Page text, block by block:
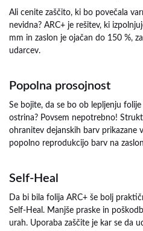
Ali cenite zaščito, ki bo povečala
nevidna? ARC+ je rešitev, ki
mm in zaslon je ojačan do 150 %,
udarcev.
Popolna prosojnost
Se bojite, da se bo ob lepljenju
ostrina? Povsem nepotrebno!
ohranitev dejanskih barv prikazane
popolno reprodukcijo barv na
Self-Heal
Da bi bila folija ARC+ še bolj
Self-Heal. Manjše praske in
urah. Uporaba zaščite je kar se da